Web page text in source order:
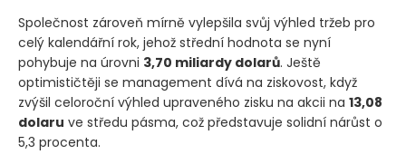
Společnost zároveň mírně vylepšila svůj výhled tržeb pro
celý kalendářní rok, jehož střední hodnota se nyní
pohybuje na úrovni 3,70 miliardy dolarů. Ještě
optimističtěji se management dívá na ziskovost, když
zvýšil celoroční výhled upraveného zisku na akcii na 13,08
dolaru ve středu pásma, což představuje solidní nárůst o
5,3 procenta.